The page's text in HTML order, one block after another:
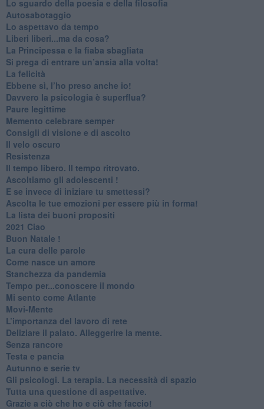
​Lo sguardo della poesia e della filosofia
Autosabotaggio
​Lo aspettavo da tempo
​Liberi liberi...ma da cosa?
​La Principessa e la fiaba sbagliata
Si prega di entrare un’ansia alla volta!
​La felicità
​Ebbene sì, l’ho preso anche io!
​Davvero la psicologia è superflua?
Paure legittime
​Memento celebrare semper
​Consigli di visione e di ascolto
​Il velo oscuro
Resistenza
​Il tempo libero. Il tempo ritrovato.
Ascoltiamo gli adolescenti !
​E se invece di iniziare tu smettessi?
​Ascolta le tue emozioni per essere più in forma!
​La lista dei buoni propositi
2021 Ciao
Buon Natale !
​La cura delle parole
​Come nasce un amore
Stanchezza da pandemia
​Tempo per...conoscere il mondo
​Mi sento come Atlante
​Movi-Mente
​L’importanza del lavoro di rete
​Deliziare il palato. Alleggerire la mente.
​Senza rancore
​Testa e pancia
​Autunno e serie tv
​Gli psicologi. La terapia. La necessità di spazio
​Tutta una questione di aspettative.
​Grazie a ciò che ho e ciò che faccio!